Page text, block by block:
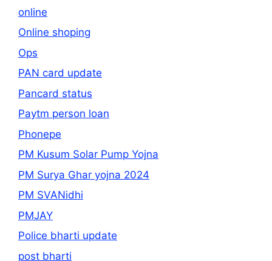
online
Online shoping
Ops
PAN card update
Pancard status
Paytm person loan
Phonepe
PM Kusum Solar Pump Yojna
PM Surya Ghar yojna 2024
PM SVANidhi
PMJAY
Police bharti update
post bharti